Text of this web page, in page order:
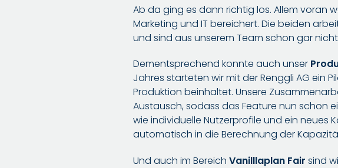
Ab da ging es dann richtig los. Allem voran
Marketing und IT bereichert. Die beiden
und sind aus unserem Team schon gar
Dementsprechend konnte auch unser
Jahres starteten wir mit der Renggli AG ein
Produktion beinhaltet. Unsere
Austausch, sodass das Feature nun schon
wie individuelle Nutzerprofile und ein neues
automatisch in die Berechnung der
Und auch im Bereich Vanilllaplan Fair sind